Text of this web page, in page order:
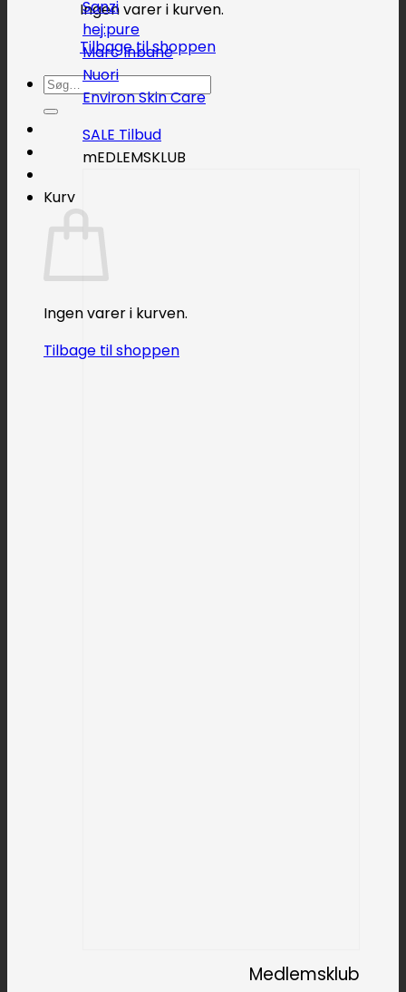
Ingen varer i kurven.
Tilbage til shoppen
Søg
efter:
Kurv
Ingen varer i kurven.
Tilbage til shoppen
Sanzi
hej:pure
Marc Inbane
Nuori
Environ Skin Care
SALE
mEDLEMSKLUB
Medlemsklub